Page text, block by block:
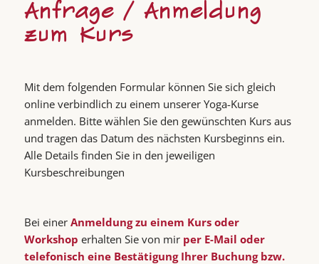
Anfrage / Anmeldung
zum Kurs
Mit dem folgenden Formular können Sie sich gleich
online verbindlich zu einem unserer Yoga-Kurse
anmelden. Bitte wählen Sie den gewünschten Kurs aus
und tragen das Datum des nächsten Kursbeginns ein.
Alle Details finden Sie in den jeweiligen
Kursbeschreibungen
Bei einer Anmeldung zu einem Kurs oder
Workshop erhalten Sie von mir per E-Mail oder
telefonisch eine Bestätigung Ihrer Buchung bzw.